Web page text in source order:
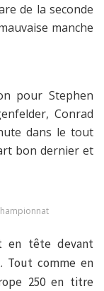
de la seconde
manche
pour Stephen
Conrad
dans le tout
bon dernier et
en tête devant
Tout comme en
250 en titre